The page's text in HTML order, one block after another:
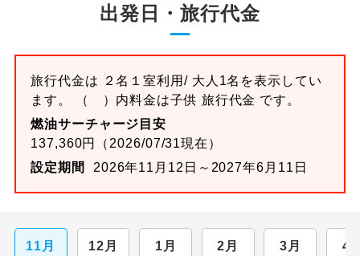
出発日・旅行代金
旅行代金は ２名１室利用/ 大人1名を表示してい
ます。 （ ）内料金は子供 旅行代金 です。
燃油サーチャージ目安
137,360円（2026/07/31現在）
設定期間
2026年11月12日～2027年6月11日
11月 12月 1月 2月 3月 4
リクエスト受付
広島県 広島空港 リクエスト受付 10,000
山口県
山口宇部空港
リクエスト受付
香川県 高松空港 リクエスト受付 10,000円
愛媛県 松山空港 リクエスト受付 10,000